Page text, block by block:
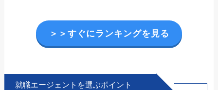
＞＞すぐにランキングを見る
就職エージェントを選ぶポイント